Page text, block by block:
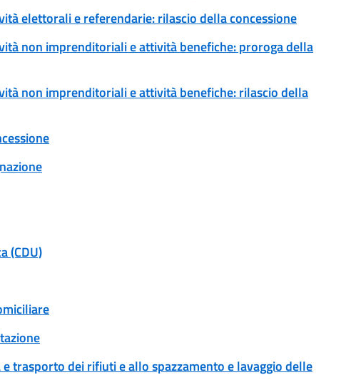
elettorali e referendarie: rilascio della concessione
non imprenditoriali e attività benefiche: proroga della
non imprenditoriali e attività benefiche: rilascio della
(CDU)
trasporto dei rifiuti e allo spazzamento e lavaggio delle